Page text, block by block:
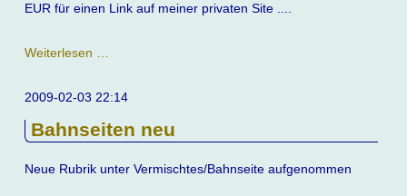
EUR für einen Link auf meiner privaten Site ....
Weiterlesen …
2009-02-03 22:14
Bahnseiten neu
Neue Rubrik unter Vermischtes/Bahnseite aufgenommen